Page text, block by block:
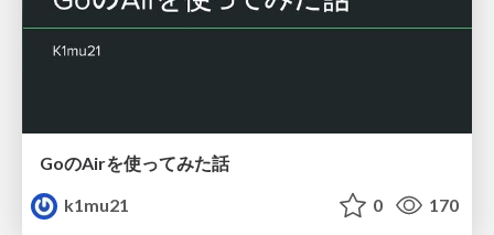
GoのAirを使ってみた話
k1mu21
0 170